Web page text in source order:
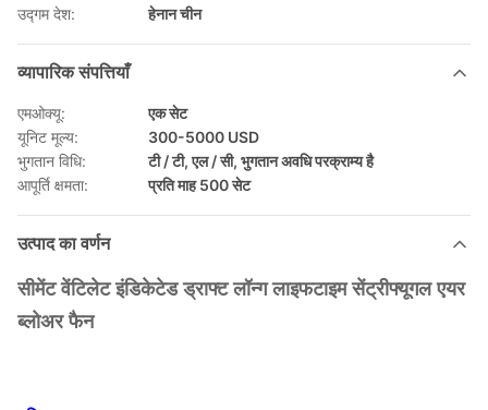
उद्गम देश:
हेनान चीन
व्यापारिक संपत्तियाँ
एमओक्यू:
एक सेट
यूनिट मूल्य:
300-5000 USD
भुगतान विधि:
टी / टी, एल / सी, भुगतान अवधि परक्राम्य है
आपूर्ति क्षमता:
प्रति माह 500 सेट
उत्पाद का वर्णन
सीमेंट वेंटिलेट इंडिकेटेड ड्राफ्ट लॉन्ग लाइफटाइम सेंट्रीफ्यूगल एयर
ब्लोअर फैन